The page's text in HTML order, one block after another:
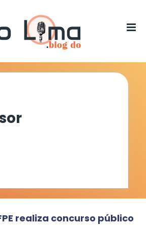
realiza concurso público